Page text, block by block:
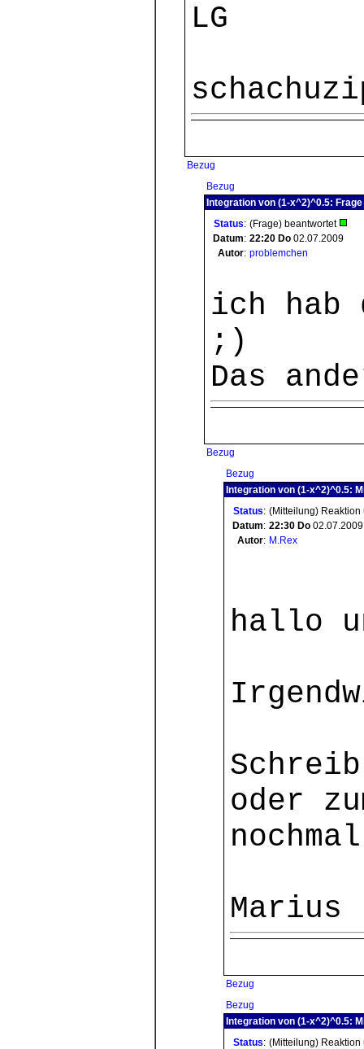
LG
Bezug
Bezug
Integration von (1-x^2)^0.5:
Status: (Frage) beantwortet
Datum: 22:20 Do 02.07.2009
Autor: problemchen
ich hab
;)
Das
Bezug
Bezug
Integration von (1-x^2)^0.5:
Status: (Mitteilung)
Datum: 22:30 Do 02.07.2009
Autor: M.Rex
hallo
oder
Marius
Bezug
Bezug
Integration von (1-x^2)^0.5:
Status: (Mitteilung)